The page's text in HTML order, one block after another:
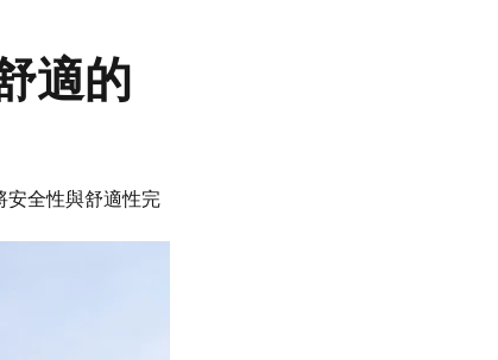
適的
安全性與舒適性完